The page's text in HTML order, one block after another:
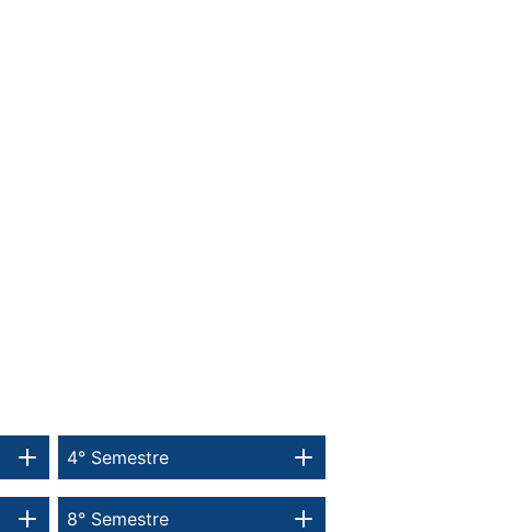
8° Semestre
4° Semestre